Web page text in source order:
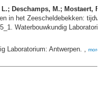
Deschamps, M.; Mostaert, F.
in het Zeescheldebekken:
Waterbouwkundig
Laboratorium: Antwerpen. , more